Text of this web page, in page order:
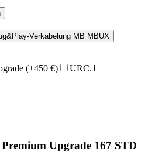
Verkabelung MB MBUX
(+450 €)
URC.1
Upgrade 167 STD